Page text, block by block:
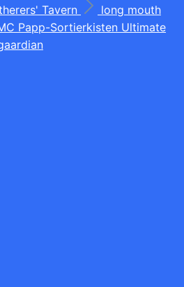
Tavern
long mouth
Papp-Sortierkisten Ultimate